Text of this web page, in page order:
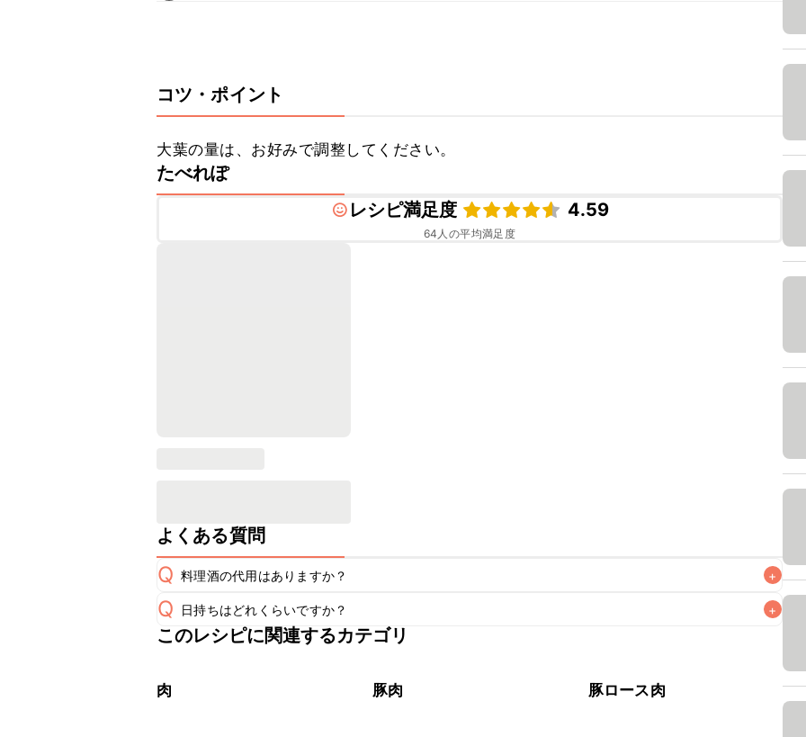
コツ・ポイント
大葉の量は、お好みで調整してください。
たべれぽ
レシピ満足度
4.59
64 人の平均満足度
よくある質問
Q 料理酒の代用はありますか？ +
A
Q 日持ちはどれくらいですか？ +
保存期間は冷蔵で翌日中が目安です。なるべくお早めにお召し上がりください。
このレシピに関連するカテゴリ
肉 豚肉 豚ロース肉